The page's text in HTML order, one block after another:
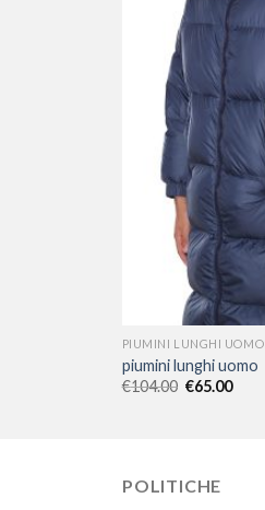
PIUMINI LUNGHI UOMO
piumini lunghi uomo
€104.00 €65.00
POLITICHE